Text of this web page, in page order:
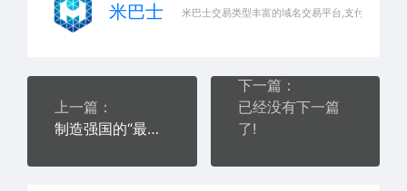
米巴士 米巴士交易类型丰富的域名交易平台,支付快速安全
上一篇：
制造强国的“最后一公里”
下一篇：
已经没有下一篇
了!